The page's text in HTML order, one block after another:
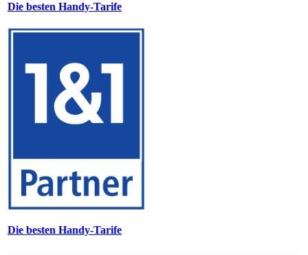
Die besten Handy-Tarife
Die besten Handy-Tarife